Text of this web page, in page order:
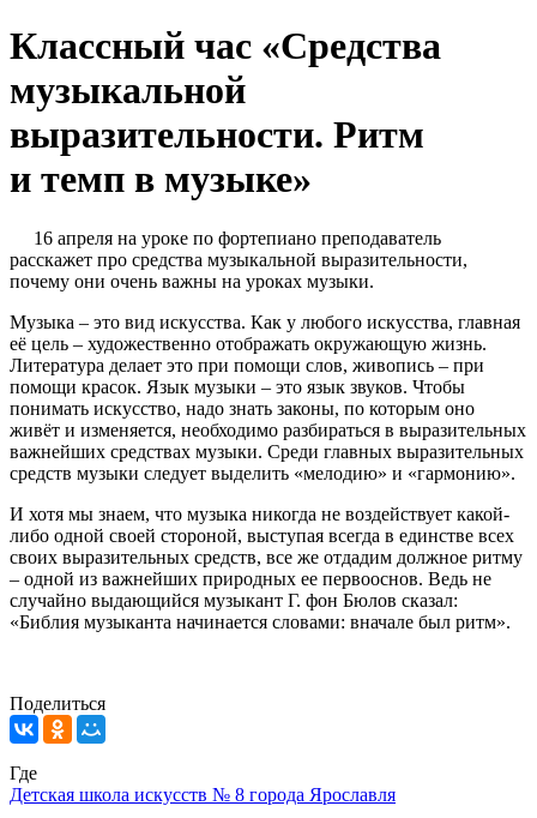
Классный час «Средства
музыкальной
выразительности. Ритм
и темп в музыке»
16 апреля на уроке по фортепиано преподаватель
расскажет про средства музыкальной выразительности,
почему они очень важны на уроках музыки.
Музыка – это вид искусства. Как у любого искусства, главная
её цель – художественно отображать окружающую жизнь.
Литература делает это при помощи слов, живопись – при
помощи красок. Язык музыки – это язык звуков. Чтобы
понимать искусство, надо знать законы, по которым оно
живёт и изменяется, необходимо разбираться в выразительных
важнейших средствах музыки. Среди главных выразительных
средств музыки следует выделить «мелодию» и «гармонию».
И хотя мы знаем, что музыка никогда не воздействует какой-
либо одной своей стороной, выступая всегда в единстве всех
своих выразительных средств, все же отдадим должное ритму
– одной из важнейших природных ее первооснов. Ведь не
случайно выдающийся музыкант Г. фон Бюлов сказал:
«Библия музыканта начинается словами: вначале был ритм».
Поделиться
Где
Детская школа искусств № 8 города Ярославля